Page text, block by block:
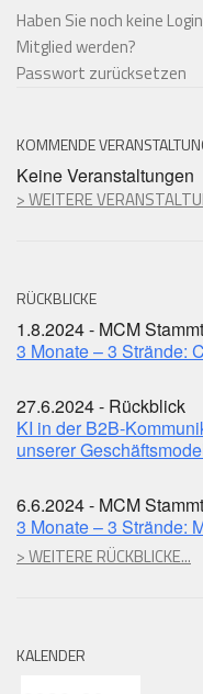
Haben Sie noch keine
Mitglied werden?
Passwort zurücksetzen
KOMMENDE
Keine Veranstaltungen
> WEITERE
RÜCKBLICKE
1.8.2024 - MCM
3 Monate – 3 Strände:
27.6.2024 - Rückblick
KI in der B2B-
unserer
6.6.2024 - MCM
3 Monate – 3 Strände:
> WEITERE RÜCKBLICKE...
KALENDER